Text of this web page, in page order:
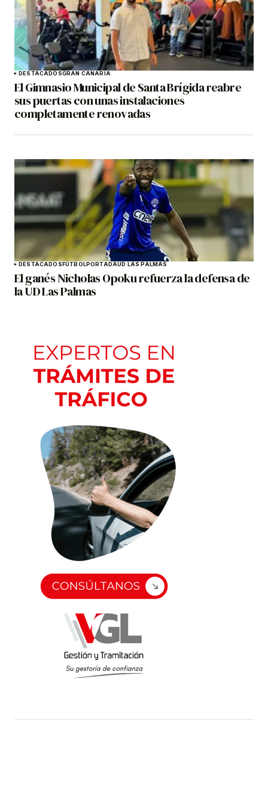
DESTACADOSGRAN CANARIA
El Gimnasio Municipal de Santa Brígida reabre
sus puertas con unas instalaciones
completamente renovadas
DESTACADOSFÚTBOLPORTADAUD LAS PALMAS
El ganés Nicholas Opoku refuerza la defensa de
la UD Las Palmas